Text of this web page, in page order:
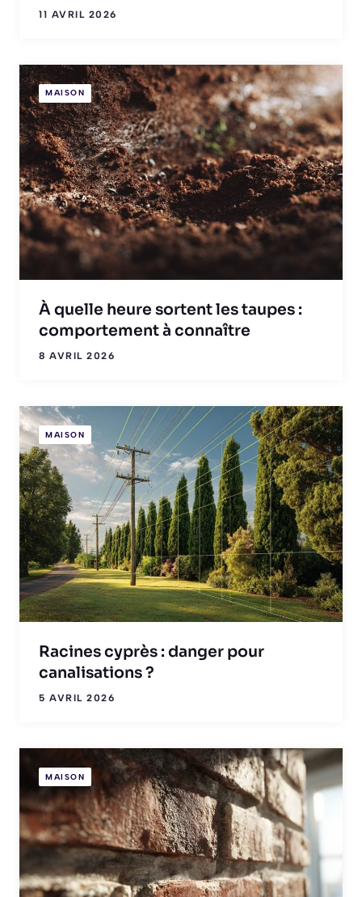
11 AVRIL 2026
MAISON
À quelle heure sortent les taupes :
comportement à connaître
8 AVRIL 2026
MAISON
Racines cyprès : danger pour
canalisations ?
5 AVRIL 2026
MAISON